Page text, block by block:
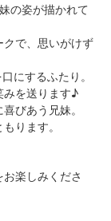
の姿が描かれて
で、思いがけず
にするふたり。
みを送ります♪
びあう兄妹。
ります。
楽しみくださ